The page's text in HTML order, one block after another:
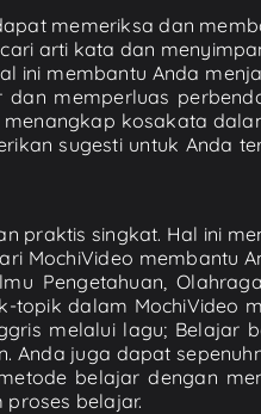
memeriksa dan
arti kata dan
ini membantu Anda
memperluas
kosakata
sugesti untuk Anda
praktis singkat. Hal ini
MochiVideo membantu
Pengetahuan,
dalam MochiVideo
melalui lagu; Belajar
Anda juga dapat
belajar dengan
belajar.